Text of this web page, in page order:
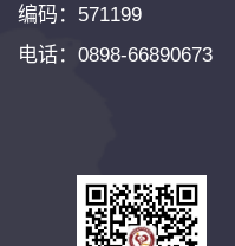
编码：571199
电话：0898-66890673